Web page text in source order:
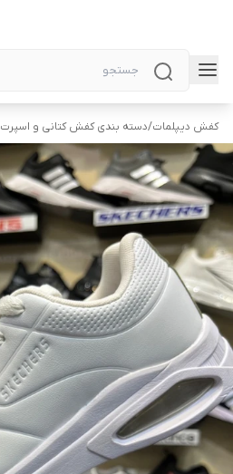
کفش دیپلمات/دسته بندی کفش کتانی و اسپرت